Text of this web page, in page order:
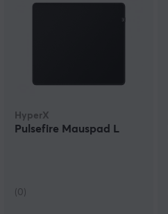
HyperX
Pulsefire Mauspad L
(0)